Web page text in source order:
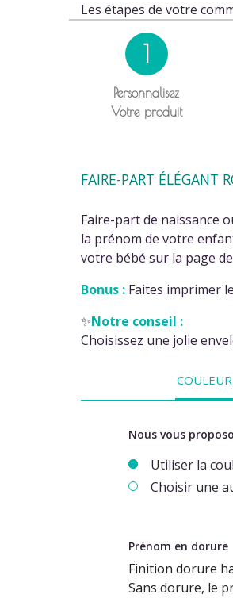
Les étapes de votre
1
Personnalisez
Votre produit
FAIRE-PART ÉLÉGANT
Faire-part de naissance
la prénom de votre
votre bébé sur la page
Bonus : Faites imprimer
✨Notre conseil :
Choisissez une jolie
Nous vous
Utiliser la
Choisir une
Prénom en dorure
Finition dorure
Sans dorure, le